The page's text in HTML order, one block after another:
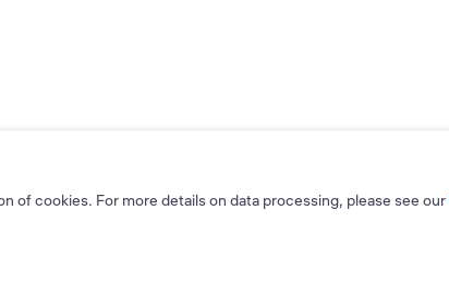
of cookies. For more details on data processing, please see our